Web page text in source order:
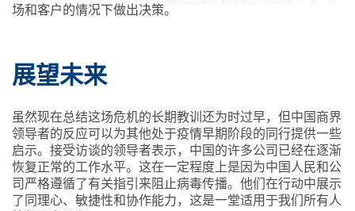
场和客户的情况下做出决策。
展望未来
虽然现在总结这场危机的长期教训还为时过早，但中国商界
领导者的反应可以为其他处于疫情早期阶段的同行提供一些
启示。接受访谈的领导者表示，中国的许多公司已经在逐渐
恢复正常的工作水平。这在一定程度上是因为中国人民和公
司严格遵循了有关指引来阻止病毒传播。他们在行动中展示
了同理心、敏捷性和协作能力，这是一堂适用于我们所有人